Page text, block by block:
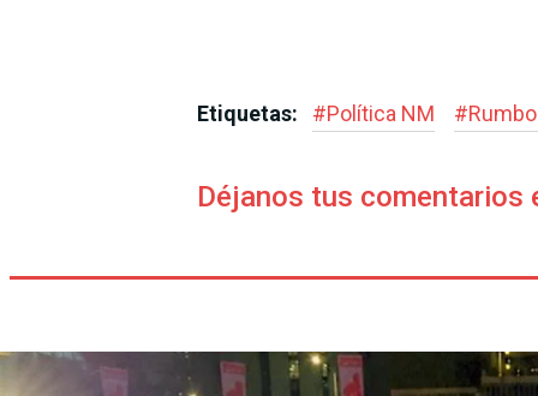
Etiquetas: #Política NM #
Déjanos tus comentarios